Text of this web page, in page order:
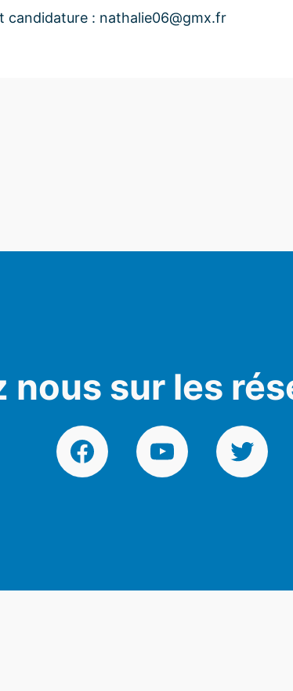
candidature : nathalie06@gmx.fr
nous sur les
FacebookYouTube Twitter